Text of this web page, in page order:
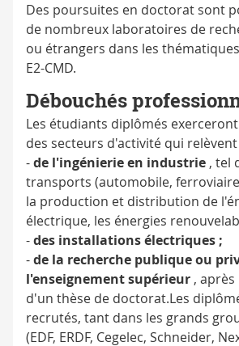
Des poursuites en doctorat sont
de nombreux laboratoires de
ou étrangers dans les
E2-CMD.
Débouchés
Les étudiants diplômés
des secteurs d'activité qui relèvent
-de l'ingénierie en industrie , tel
transports (automobile,
la production et distribution de
électrique, les énergies
-des installations électriques ;
-de la recherche publique ou
l'enseignement supérieur ,
d'un thèse de doctorat.Les
recrutés, tant dans les grands
(EDF, ERDF, Cegelec, Schneider,